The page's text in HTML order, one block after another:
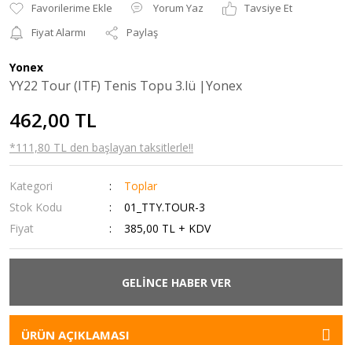
Yorum Yaz
Tavsiye Et
Fiyat Alarmı
Paylaş
Yonex
YY22 Tour (ITF) Tenis Topu 3.lü |Yonex
462,00 TL
*111,80 TL den başlayan taksitlerle!!
Kategori
Toplar
Stok Kodu
01_TTY.TOUR-3
Fiyat
385,00 TL + KDV
GELİNCE HABER VER
ÜRÜN AÇIKLAMASI